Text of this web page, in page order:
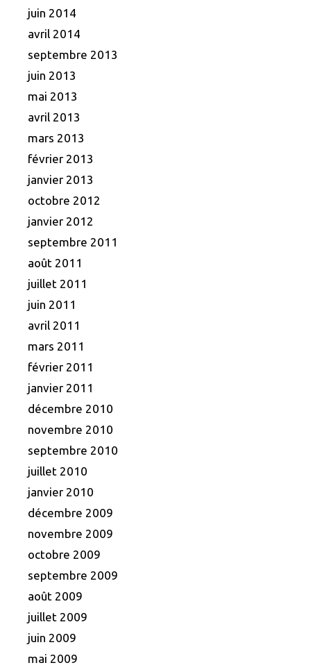
juin 2014
avril 2014
septembre 2013
juin 2013
mai 2013
avril 2013
mars 2013
février 2013
janvier 2013
octobre 2012
janvier 2012
septembre 2011
août 2011
juillet 2011
juin 2011
avril 2011
mars 2011
février 2011
janvier 2011
décembre 2010
novembre 2010
septembre 2010
juillet 2010
janvier 2010
décembre 2009
novembre 2009
octobre 2009
septembre 2009
août 2009
juillet 2009
juin 2009
mai 2009